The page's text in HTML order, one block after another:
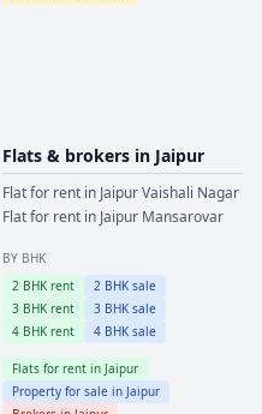
Flats & brokers in Jaipur
Flat for rent in JaipurVaishali Nagar
Flat for rent in Jaipur Mansarovar
BY BHK
2 BHK rent 2 BHK sale
3 BHK rent 3 BHK sale
4 BHK rent 4 BHK sale
Flats for rent in Jaipur
Property for sale in Jaipur